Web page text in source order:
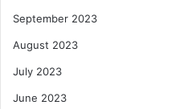
September 2023
August 2023
July 2023
June 2023